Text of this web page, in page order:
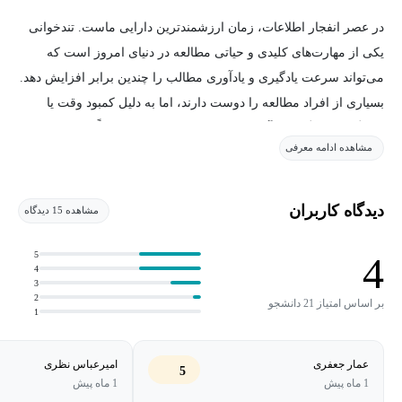
در عصر انفجار اطلاعات، زمان ارزشمندترین دارایی ماست. تندخوانی
یکی از مهارت‌های کلیدی و حیاتی مطالعه در دنیای امروز است که
می‌تواند سرعت یادگیری و یادآوری مطالب را چندین برابر افزایش دهد.
بسیاری از افراد مطالعه را دوست دارند، اما به دلیل کمبود وقت یا
مشکل طراحی شده است.
لازمه یادگیری تندخوانی، مانند هر مهارت دیگری، ترکیب «دانش» و
«تمرین» است. در این دوره، دانش و فن‌های اصولی تندخوانی به‌صورت
کامل به شما منتقل می‌شود و با انجام مداوم تمرینات ارائه‌شده (که
زحمت آن بر دوش خودتان است)، می‌توانید سرعت مطالعه خود را در
حالت عادی بین ۲ تا ۸ برابر افزایش دهید.
دانش‌آموزان مقطع متوسطه اول و دوم (برای مدیریت زمان در
مشاهده ادامه معرفی
دیدگاه کاربران مشاهده 15 دیدگاه
4
بر اساس امتیاز 21 دانشجو
1
2
3
4
5
عمار جعفری
1 ماه پیش
5
امیرعباس نظری
1 ماه پیش